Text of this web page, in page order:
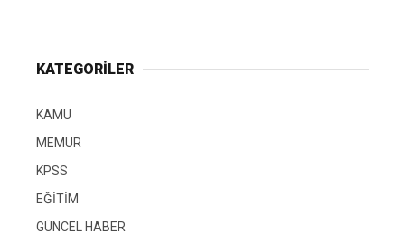
KATEGORİLER
KAMU
MEMUR
KPSS
EĞİTİM
GÜNCEL HABER